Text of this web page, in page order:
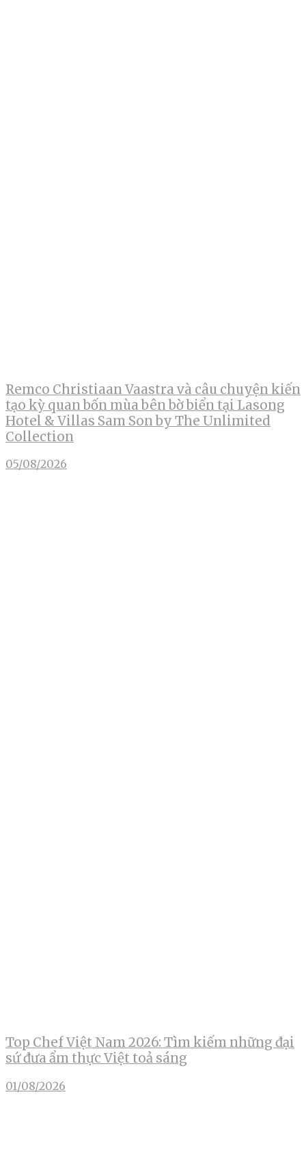
Remco Christiaan Vaastra và câu chuyện kiến
tạo kỳ quan bốn mùa bên bờ biển tại Lasong
Hotel & Villas Sam Son by The Unlimited
Collection
05/08/2026
Top Chef Việt Nam 2026: Tìm kiếm những đại
sứ đưa ẩm thực Việt toả sáng
01/08/2026